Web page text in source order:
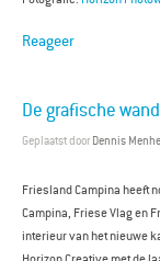
Reageer
De grafische
Geplaatst door Dennis
Friesland Campina heeft
Campina, Friese Vlag en
interieur van het nieuwe